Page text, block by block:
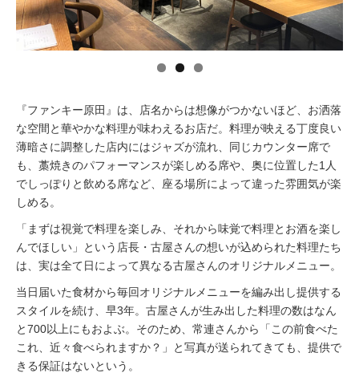
おしらせ
『ファンキー原田』は、店名からは想像がつかないほど、お洒落
な空間と華やかな料理が味わえるお店だ。料理が映える丁度良い
薄暗さに調整した店内にはジャズが流れ、同じカウンター席で
も、藁焼きのパフォーマンスが楽しめる席や、奥に位置した1人
でしっぽりと飲める席など、座る場所によって違った雰囲気が楽
しめる。
「まずは視覚で料理を楽しみ、それから味覚で料理とお酒を楽し
んでほしい」という店長・古屋さんの想いが込められた料理たち
は、実は全て日によって異なる古屋さんのオリジナルメニュー。
当日届いた食材から毎回オリジナルメニューを編み出し提供する
スタイルを続け、早3年。古屋さんが生み出した料理の数はなん
と700以上にもおよぶ。そのため、常連さんから「この前食べた
これ、近々食べられますか？」と写真が送られてきても、提供で
きる保証はないという。